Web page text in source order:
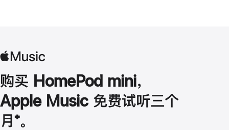
购买 HomePod mini，
Apple Music 免费试听三个
月 脚
⁺。